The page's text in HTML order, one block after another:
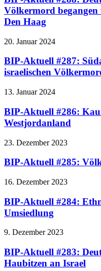
Völkermord
Den Haag
20. Januar 2024
BIP-Aktuell #287:
israelischen
13. Januar 2024
BIP-Aktuell #286:
Westjordanland
23. Dezember 2023
BIP-Aktuell #285:
16. Dezember 2023
BIP-Aktuell #284:
Umsiedlung
9. Dezember 2023
BIP-Aktuell #283:
Haubitzen an Israel